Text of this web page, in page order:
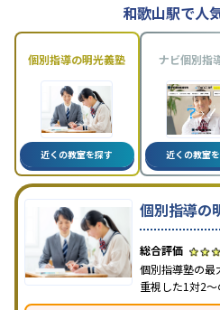
和歌山駅で人
個別指導の明光義塾
近くの教室を探す
ナビ個別指
近くの教室
個別指導の
個別指導塾の最
重視した1対2